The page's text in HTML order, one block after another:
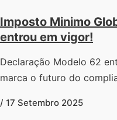
Imposto Minimo
entrou em vigor!
Declaração Modelo 62
marca o futuro do
/ 17 Setembro 2025